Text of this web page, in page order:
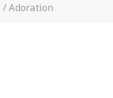
/Adoration